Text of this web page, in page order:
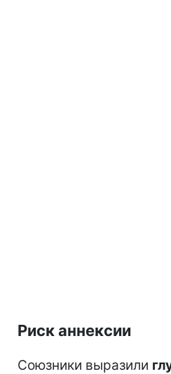
Риск аннексии
Союзники выразили